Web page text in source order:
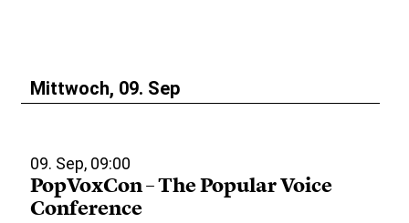
Mittwoch, 09. Sep
09. Sep, 09:00
PopVoxCon – The Popular Voice
Conference